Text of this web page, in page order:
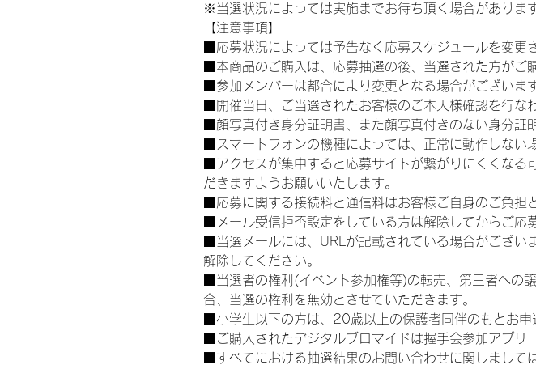
※当選状況によっては実施までお待ち頂く場合がありま
【注意事項】
■応募状況によっては予告なく応募スケジュールを変更
■本商品のご購入は、応募抽選の後、当選された方がご
■参加メンバーは都合により変更となる場合がございま
■開催当日、ご当選されたお客様のご本人様確認を行な
■顔写真付き身分証明書、また顔写真付きのない身分証
■スマートフォンの機種によっては、正常に動作しない
■アクセスが集中すると応募サイトが繋がりにくくな
だきますようお願いいたします。
■応募に関する接続料と通信料はお客様ご自身のご負担
■メール受信拒否設定をしている方は解除してからご応
■当選メールには、URLが記載されている場合がござ
解除してください。
■当選者の権利(イベント参加権等)の転売、第三者への
合、当選の権利を無効とさせていただきます。
■小学生以下の方は、20歳以上の保護者同伴のもとお申
■ご購入されたデジタルブロマイドは握手会参加アプリ
■すべてにおける抽選結果のお問い合わせに関しまして